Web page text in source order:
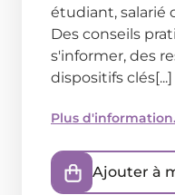
étudiant, salarié
Des conseils
s'informer, des
dispositifs clés[...]
Plus
Ajouter à